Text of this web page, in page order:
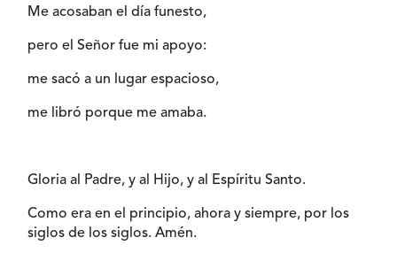
Me acosaban el día funesto,
pero el Señor fue mi apoyo:
me sacó a un lugar espacioso,
me libró porque me amaba.
Gloria al Padre, y al Hijo, y al Espíritu Santo.
Como era en el principio, ahora y siempre, por los
siglos de los siglos. Amén.